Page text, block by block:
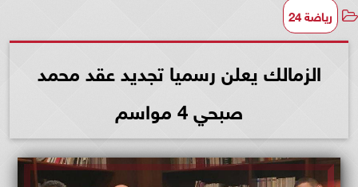
رياضة 24
الزمالك يعلن رسميا تجديد عقد محمد
صبحي 4 مواسم